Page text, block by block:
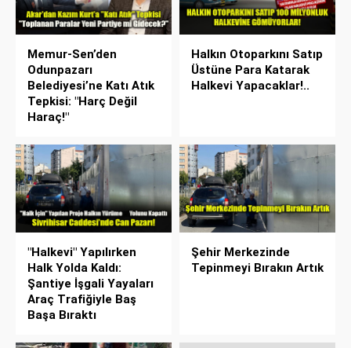
Memur-Sen’den
Odunpazarı
Belediyesi’ne Katı Atık
Tepkisi: "Harç Değil
Haraç!"
Halkın Otoparkını Satıp
Üstüne Para Katarak
Halkevi Yapacaklar!..
"Halkevi" Yapılırken
Halk Yolda Kaldı:
Şantiye İşgali Yayaları
Araç Trafiğiyle Baş
Başa Bıraktı
Şehir Merkezinde
Tepinmeyi Bırakın Artık